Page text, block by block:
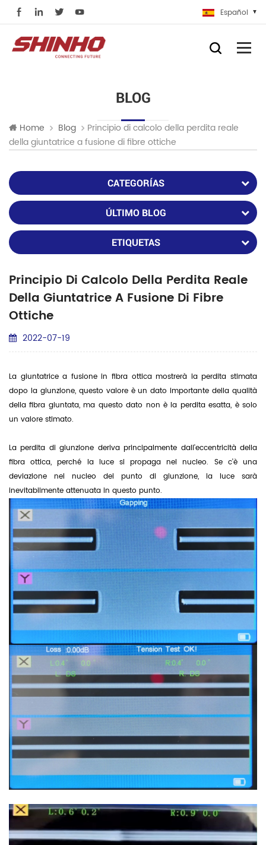
Español
BLOG
Home Blog
Principio di calcolo della perdita reale
della giuntatrice a fusione di fibre ottiche
CATEGORÍAS
ÚLTIMO BLOG
ETIQUETAS
Principio Di Calcolo Della Perdita Reale
Della Giuntatrice A Fusione Di Fibre
Ottiche
2022-07-19
La giuntatrice a fusione in fibra otticamostrerà la perdita stimata
dopo la giunzione, questo valore è un dato importante della qualità
della fibra giuntata, ma questo dato non è la perdita esatta, è solo
un valore stimato.
La perdita di giunzione deriva principalmente dall'eccentricità della
fibra ottica, perché la luce si propaga nel nucleo. Se c'è una
deviazione nel nucleo del punto di giunzione, la luce sarà
inevitabilmente attenuata in questo punto.